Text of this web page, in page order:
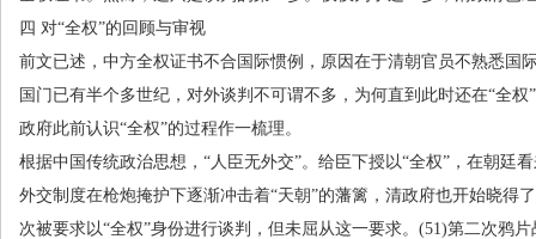
四 对“全权”的回顾与审视
前文已述，中方全权证书不合国际惯例，原因在于清朝官员不熟悉国
国门已有半个多世纪，对外谈判不可谓不多，为何直到此时还在“全
政府此前认识“全权”的过程作一梳理。
根据中国传统政治思想，“人臣无外交”。给臣下授以“全权”，在朝廷
外交制度在枪炮掩护下逐渐冲击着“天朝”的藩篱，清政府也开始晓得
次被要求以“全权”身份进行谈判，但未屈从这一要求。 (51)第二次鸦片